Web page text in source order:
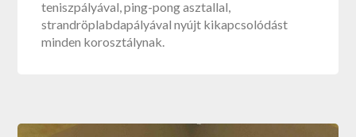
teniszpályával, ping-pong asztallal,
strandröplabdapályával nyújt kikapcsolódást
minden korosztálynak.